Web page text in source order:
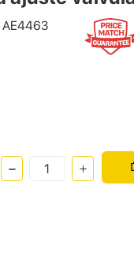
AE4463